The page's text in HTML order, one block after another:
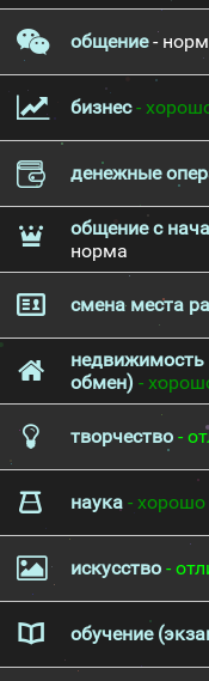
общение-
бизнес-
денежные
общение с
норма
смена места
недвижимость
обмен) -
творчество -
наука - хорошо
искусство -
обучение